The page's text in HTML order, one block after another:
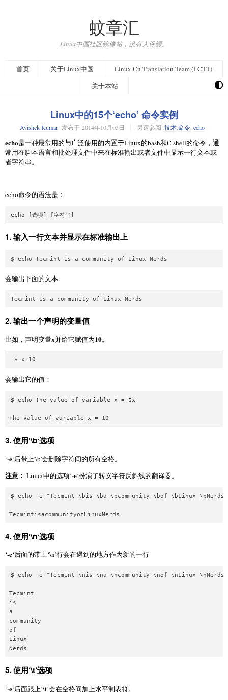
蚊章汇
Linux中国社区镜像站，没有大保镖。
首页 关于Linux中国
Linux.Cn Translation Team (LCTT)
关于本站
Linux中的15个‘echo’ 命令实例
Avishek Kumar发布于 2014年10月03日 另请参阅: 技术,命令, echo
echo是一种最常用的与广泛使用的内置于Linux的bash和C shell的命令，通
常用在脚本语言和批处理文件中来在标准输出或者文件中显示一行文本或
者字符串。
echo命令的语法是：
1.输入一行文本并显示在标准输出上
会输出下面的文本:
2.输出一个声明的变量值
比如，声明变量x并给它赋值为10。
会输出它的值：
$ echo The value of variable x = $x
3.使用‘\b‘选项
‘-e‘后带上'\b'会删除字符间的所有空格。
注意： Linux中的选项‘-e‘扮演了转义字符反斜线的翻译器。
$ echo -e "Tecmint \bis \ba \bcommunity \bof \bLinux
4.使用‘\n‘选项
‘-e‘后面的带上‘\n’行会在遇到的地方作为新的一行
$ echo -e "Tecmint \nis \na \ncommunity \nof \nLinux
Tecmint
is
a
community
of
Linux
5.使用‘\t‘选项
‘-e‘后面跟上‘\t’会在空格间加上水平制表符。